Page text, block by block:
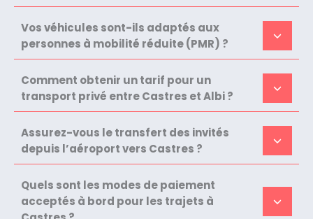
Vos véhicules sont-ils adaptés aux
personnes à mobilité réduite (PMR) ?
Comment obtenir un tarif pour un
transport privé entre Castres et Albi ?
Assurez-vous le transfert des invités
depuis l’aéroport vers Castres ?
Quels sont les modes de paiement
acceptés à bord pour les trajets à